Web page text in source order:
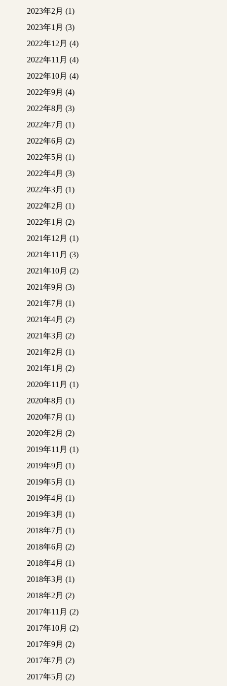
2023年2月 (1)
2023年1月 (3)
2022年12月 (4)
2022年11月 (4)
2022年10月 (4)
2022年9月 (4)
2022年8月 (3)
2022年7月 (1)
2022年6月 (2)
2022年5月 (1)
2022年4月 (3)
2022年3月 (1)
2022年2月 (1)
2022年1月 (2)
2021年12月 (1)
2021年11月 (3)
2021年10月 (2)
2021年9月 (3)
2021年7月 (1)
2021年4月 (2)
2021年3月 (2)
2021年2月 (1)
2021年1月 (2)
2020年11月 (1)
2020年8月 (1)
2020年7月 (1)
2020年2月 (2)
2019年11月 (1)
2019年9月 (1)
2019年5月 (1)
2019年4月 (1)
2019年3月 (1)
2018年7月 (1)
2018年6月 (2)
2018年4月 (1)
2018年3月 (1)
2018年2月 (2)
2017年11月 (2)
2017年10月 (2)
2017年9月 (2)
2017年7月 (2)
2017年5月 (2)